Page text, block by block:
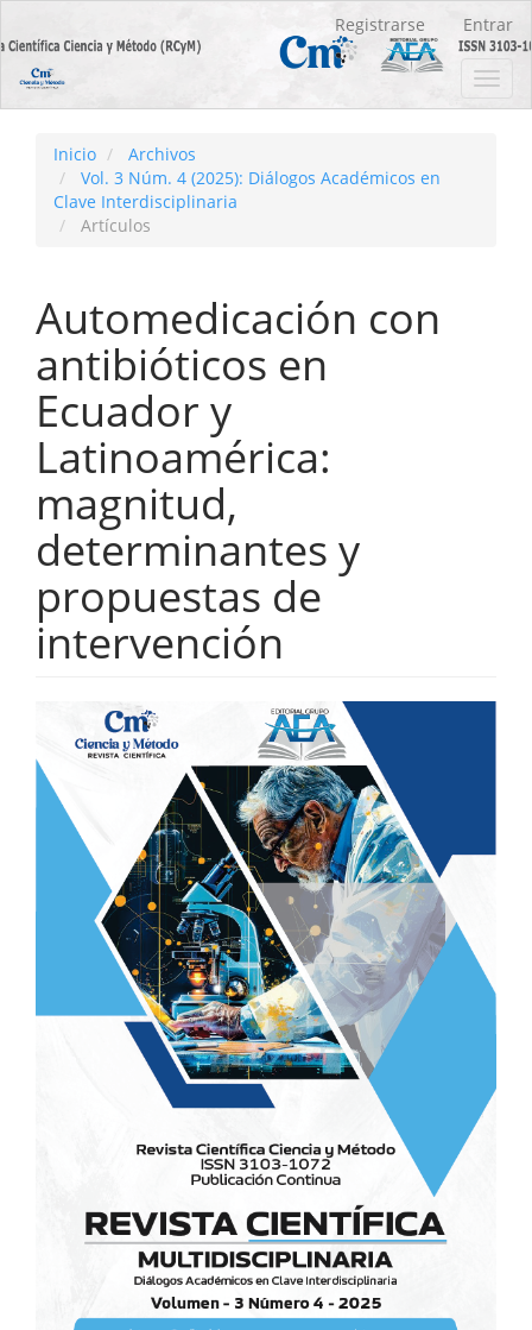
principal
Contenido
principal
Barra
Registrarse Entrar
Inicio
Archivos
Vol. 3 Núm. 4 (2025): Diálogos Académicos en
Clave Interdisciplinaria
Artículos
Automedicación con
antibióticos en
Ecuador y
Latinoamérica:
magnitud,
determinantes y
propuestas de
intervención